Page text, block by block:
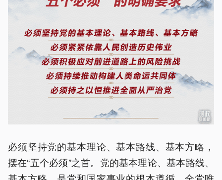
必须坚持党的基本理论、基本路线、基本方略，
摆在“五个必须”之首。党的基本理论、基本路线、